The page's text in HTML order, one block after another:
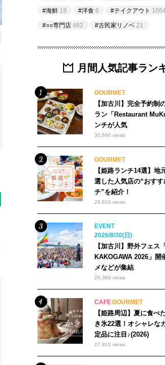
#海鮮 19 #洋食 6 #テイクアウト
#○○専門店 462 #古民家リノベ 21
月間人気記事ラン
GOURMET
【加古川】完全予約制
ラン「Restaurant
ンチが人気
30,690 views
GOURMET
【姫路ランチ14選】地
選した人気店の“おす
チ”を紹介！
29,819 views
EVENT
2026/8/30(日)
【加古川】野外フェス
KAKOGAWA 2026」開
メなどが集結
28,389 views
CAFEGOURMET
【姫路周辺】夏に食べ
き氷22選！オシャレな
定品に注目♪(2026)
27,812 views